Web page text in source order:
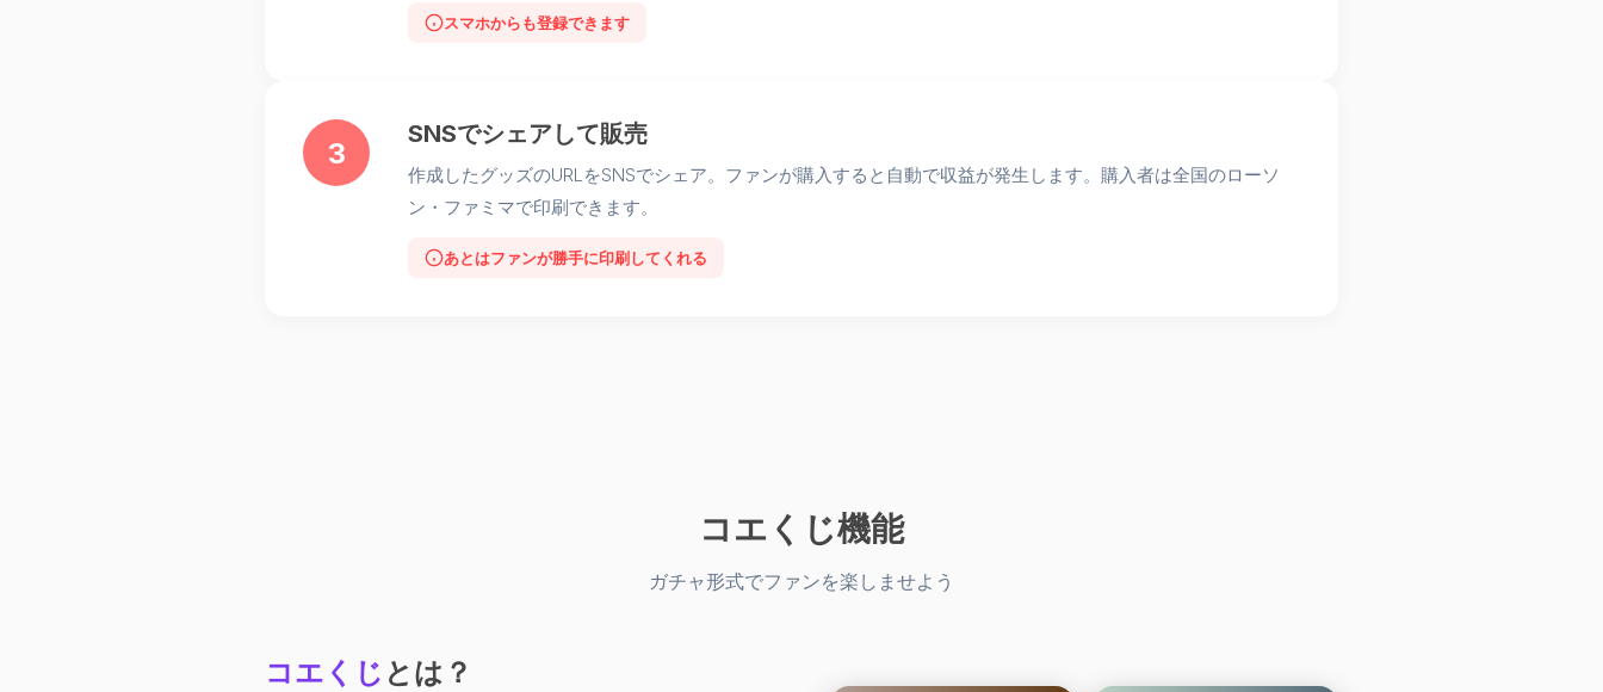
スマホからも登録できます
3
SNSでシェアして販売
作成したグッズのURLをSNSでシェア。ファンが購入すると自動で収益が発生します。購入者は全国のローソ
ン・ファミマで印刷できます。
あとはファンが勝手に印刷してくれる
コエくじ機能
ガチャ形式でファンを楽しませよう
コエくじ とは？